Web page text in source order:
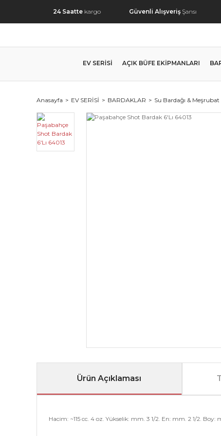
24 Saatte kargo Güvenli Alışveriş Şansı
EV SERİSİ AÇIK BÜFE EKİPMANLARI
Anasayfa EV SERİSİ BARDAKLAR Su Bardağı &
Ürün Açıklaması
Hacim: ~115 cc. 4 oz. Yükselik: mm. 3 1/2. En: mm. 2 1/2. Boy: